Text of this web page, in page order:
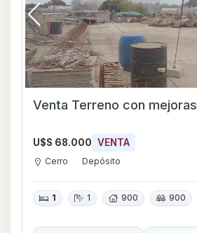
Venta Terreno con mejoras
U$S 68.000 VENTA
Cerro Depósito
1 1 900 900